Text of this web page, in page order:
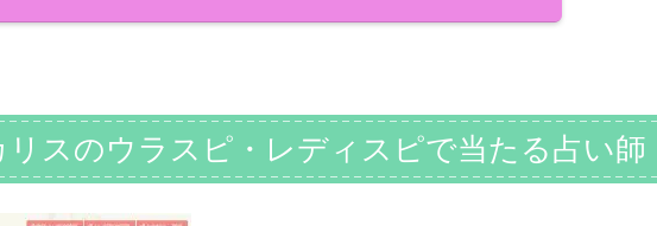
リスのウラスピ・レディスピで当たる占い師